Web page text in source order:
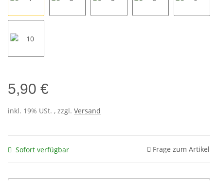
1
5,90 €
inkl. 19% USt. , zzgl. Versand
Sofort verfügbar Frage zum Artikel